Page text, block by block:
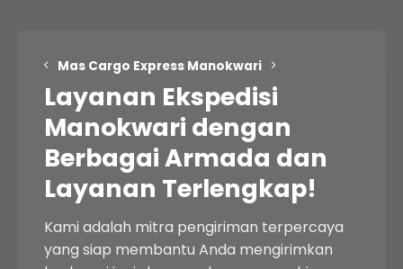
Mas Cargo Express Manokwari
Layanan Ekspedisi
Manokwari dengan
Berbagai Armada dan
Layanan Terlengkap!
Kami adalah mitra pengiriman terpercaya
yang siap membantu Anda mengirimkan